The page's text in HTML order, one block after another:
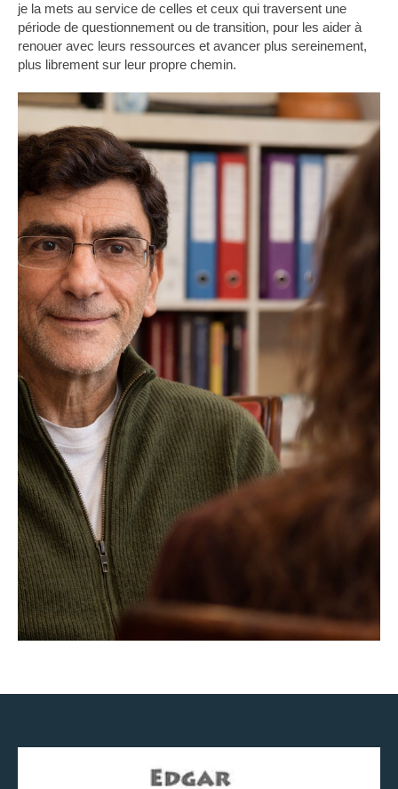
je la mets au service de celles et ceux qui traversent une
période de questionnement ou de transition, pour les aider à
renouer avec leurs ressources et avancer plus sereinement,
plus librement sur leur propre chemin.